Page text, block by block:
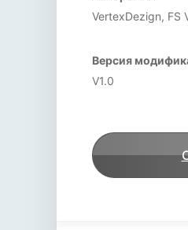
VertexDezign, FS
Версия
V1.0